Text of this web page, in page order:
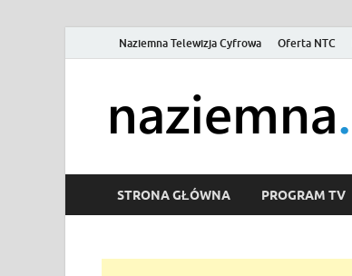
Naziemna Telewizja Cyfrowa Oferta NTC
STRONA GŁÓWNA PROGRAM TV